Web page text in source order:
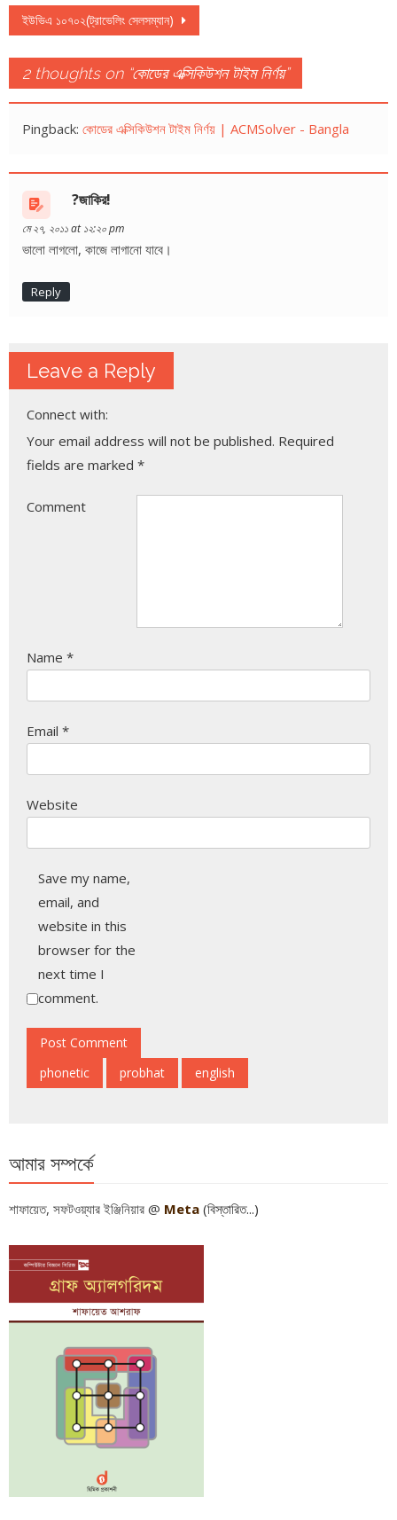
ইউভিএ ১০৭০২(ট্রাভেলিং সেলসম্যান)
2 thoughts on “কোডের এক্সিকিউশন টাইম নির্ণয়”
Pingback: কোডের এক্সিকিউশন টাইম নির্ণয় | ACMSolver - Bangla
?জাকির!
মে ২৭, ২০১১ at ১২:২০ pm
ভালো লাগলো, কাজে লাগানো যাবে।
Reply
Leave a Reply
Connect with:
Your email address will not be published. Required
fields are marked *
Comment
Name *
Email *
Website
Save my name,
email, and
website in this
browser for the
next time I
comment.
আমার সম্পর্কে
শাফায়েত, সফটওয়্যার ইঞ্জিনিয়ার @ Meta (বিস্তারিত...)